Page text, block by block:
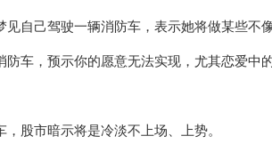
见自己驾驶一辆消防车，表示她将做某些不
防车，预示你的愿意无法实现，尤其恋爱中
，股市暗示将是冷淡不上场、上势。